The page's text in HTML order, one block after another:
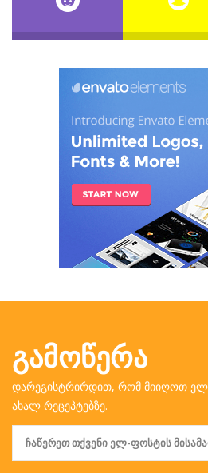
ᲒᲐᲛᲝᲬᲔᲠᲐ
დარეგისტრირდით, რომ მიიღოთ
ახალ რეცეპტებზე.